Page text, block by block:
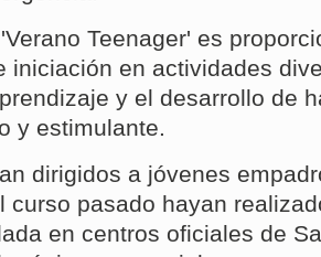
Teenager' es
iniciación en actividades
y el desarrollo de
y estimulante.
dirigidos a jóvenes
curso pasado hayan
en centros oficiales de